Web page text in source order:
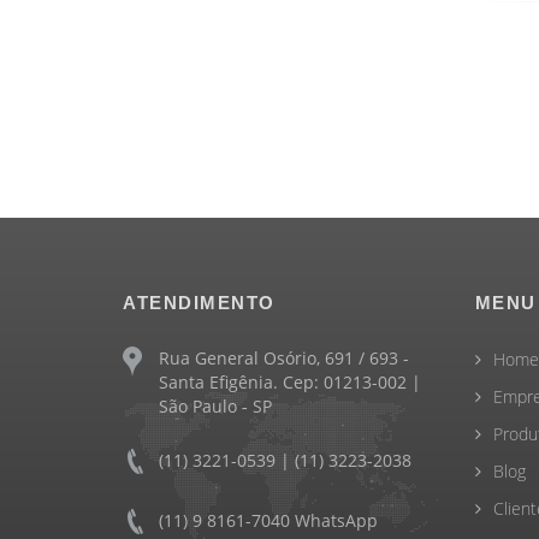
ATENDIMENTO
Rua General Osório, 691 / 693 -
Santa Efigênia. Cep: 01213-002 |
São Paulo - SP
(11) 3221-0539 | (11) 3223-2038
(11) 9 8161-7040 WhatsApp
Home
Blog